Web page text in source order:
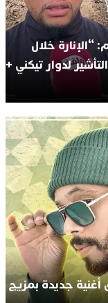
“الإنارة خلال
لدوار تيكني +
جديدة بمزيج